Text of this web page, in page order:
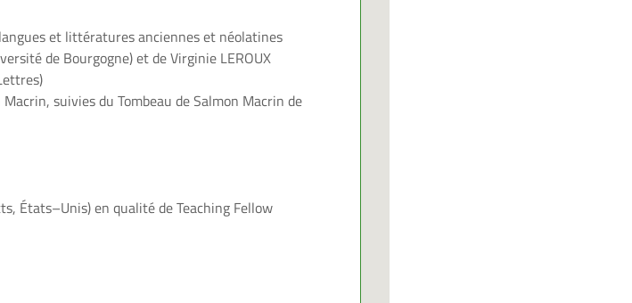
langues et littératuresancienneset néolatines
de Bourgogne) et de Virginie LEROUX
)
Macrin, suivies du Tombeau de Salmon Macrin de
États–Unis) en qualité deTeaching Fellow